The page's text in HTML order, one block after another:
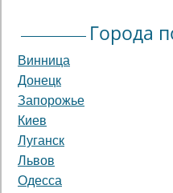
Города
Винница
Донецк
Запорожье
Киев
Луганск
Львов
Одесса